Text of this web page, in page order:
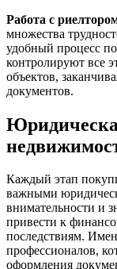
Работа с
множества
удобный процесс
контролируют все
объектов,
документов.
Каждый этап
важными
внимательности и
привести к
последствиям.
профессионалов,
оформления